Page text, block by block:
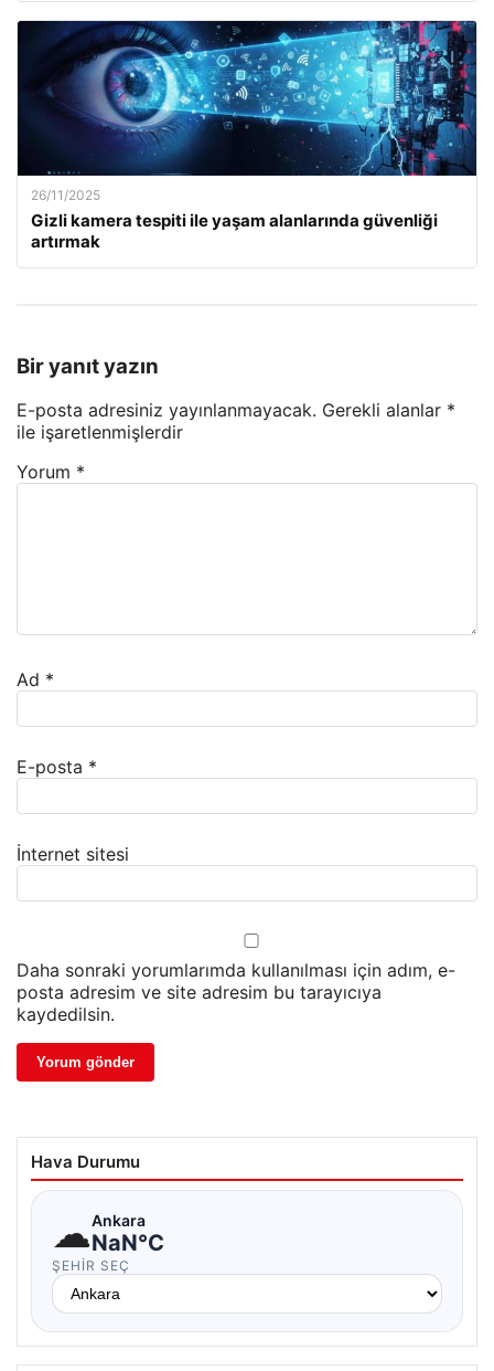
26/11/2025
Gizli kamera tespiti ile yaşam alanlarında güvenliği
artırmak
Bir yanıt yazın
E-posta adresiniz yayınlanmayacak. Gerekli alanlar *
ile işaretlenmişlerdir
Yorum *
Ad *
E-posta *
İnternet sitesi
Daha sonraki yorumlarımda kullanılması için adım, e-
posta adresim ve site adresim bu tarayıcıya
kaydedilsin.
Hava Durumu
☁Ankara
NaN°C
ŞEHIR SEÇ